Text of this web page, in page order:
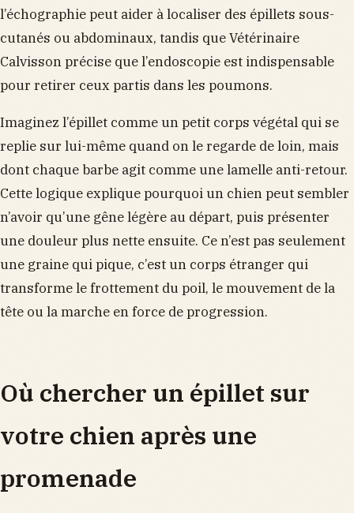
l’échographie peut aider à localiser des épillets sous-
cutanés ou abdominaux, tandis que Vétérinaire
Calvisson précise que l’endoscopie est indispensable
pour retirer ceux partis dans les poumons.
Imaginez l’épillet comme un petit corps végétal qui se
replie sur lui-même quand on le regarde de loin, mais
dont chaque barbe agit comme une lamelle anti-retour.
Cette logique explique pourquoi un chien peut sembler
n’avoir qu’une gêne légère au départ, puis présenter
une douleur plus nette ensuite. Ce n’est pas seulement
une graine qui pique, c’est un corps étranger qui
transforme le frottement du poil, le mouvement de la
tête ou la marche en force de progression.
Où chercher un épillet sur
votre chien après une
promenade